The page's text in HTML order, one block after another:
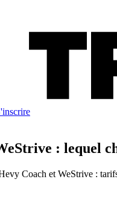
: lequel
Coach et WeStrive :